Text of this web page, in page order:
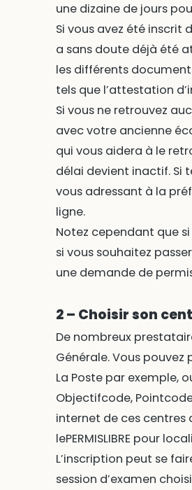
une dizaine de jours
Si vous avez été inscrit
a sans doute déjà été
les différents
tels que l’attestation
Si vous ne retrouvez
avec votre ancienne
qui vous aidera à le
délai devient inactif. Si
vous adressant à la
ligne.
Notez cependant que
si vous souhaitez
une demande de
2 – Choisir son
De nombreux
Générale. Vous
La Poste par exemple,
Objectifcode,
internet de ces centres
lePERMISLIBRE pour
L’inscription peut se
session d’examen